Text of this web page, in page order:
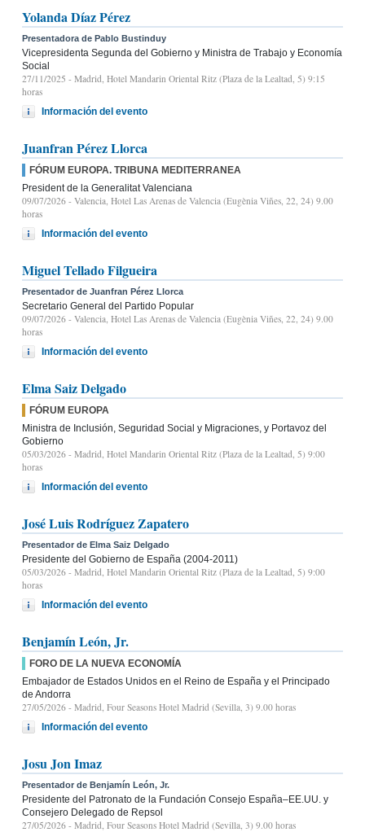
Yolanda Díaz Pérez
Presentadora de Pablo Bustinduy
Vicepresidenta Segunda del Gobierno y Ministra de Trabajo y Economía
Social
27/11/2025 - Madrid, Hotel Mandarin Oriental Ritz (Plaza de la Lealtad, 5) 9:15
horas
Información del evento
Juanfran Pérez Llorca
FÓRUM EUROPA. TRIBUNA MEDITERRANEA
President de la Generalitat Valenciana
09/07/2026 - Valencia, Hotel Las Arenas de Valencia (Eugènia Viñes, 22, 24) 9.00
horas
Información del evento
Miguel Tellado Filgueira
Presentador de Juanfran Pérez Llorca
Secretario General del Partido Popular
09/07/2026 - Valencia, Hotel Las Arenas de Valencia (Eugènia Viñes, 22, 24) 9.00
horas
Información del evento
Elma Saiz Delgado
FÓRUM EUROPA
Ministra de Inclusión, Seguridad Social y Migraciones, y Portavoz del
Gobierno
05/03/2026 - Madrid, Hotel Mandarin Oriental Ritz (Plaza de la Lealtad, 5) 9:00
horas
Información del evento
José Luis Rodríguez Zapatero
Presentador de Elma Saiz Delgado
Presidente del Gobierno de España (2004-2011)
05/03/2026 - Madrid, Hotel Mandarin Oriental Ritz (Plaza de la Lealtad, 5) 9:00
horas
Información del evento
Benjamín León, Jr.
FORO DE LA NUEVA ECONOMÍA
Embajador de Estados Unidos en el Reino de España y el Principado
de Andorra
27/05/2026 - Madrid, Four Seasons Hotel Madrid (Sevilla, 3) 9.00 horas
Información del evento
Josu Jon Imaz
Presentador de Benjamín León, Jr.
Presidente del Patronato de la Fundación Consejo España–EE.UU. y
Consejero Delegado de Repsol
27/05/2026 - Madrid, Four Seasons Hotel Madrid (Sevilla, 3) 9.00 horas